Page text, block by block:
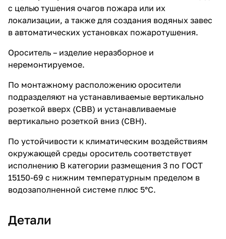
с целью тушения очагов пожара или их
локализации, а также для создания водяных завес
в автоматических установках пожаротушения.
Ороситель – изделие неразборное и
неремонтируемое.
По монтажному расположению оросители
подразделяют на устанавливаемые вертикально
розеткой вверх (СВВ) и устанавливаемые
вертикально розеткой вниз (СВН).
По устойчивости к климатическим воздействиям
окружающей среды ороситель соответствует
исполнению В категории размещения 3 по ГОСТ
15150-69 с нижним температурным пределом в
водозаполненной системе плюс 5°С.
Детали